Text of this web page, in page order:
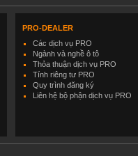
PRO-DEALER
Các dịch vụ PRO
Ngành và nghề ô tô
Thỏa thuận dịch vụ PRO
Tính riêng tư PRO
Quy trình đăng ký
Liên hệ bộ phận dịch vụ PRO